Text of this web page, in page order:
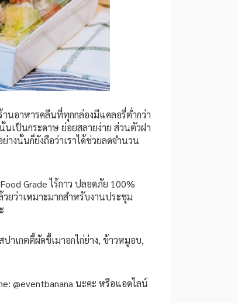
านอาหารคลีนที่ทุกกล่องมีแคลอรี่ต่ำกว่า
นเป็นกระดาษ ย่อยสลายง่าย ส่วนตัวฝา
งนั้นก็ยังถือว่าเราได้ช่วยลดจำนวน
Grade ไร้กาว ปลอดภัย 100%
ยว่าเหมาะมากสำหรับงานประชุม
าเกตตี้ผัดขี้เมาอกไก่ย่าง, ข้าวหมูอบ,
@eventbanana นะคะ หรือแอดไลน์